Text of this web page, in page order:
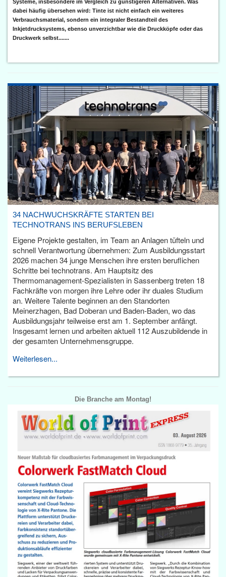
Systeme, insbesondere im Vergleich zu günstigeren Alternativen. Was
dabei häufig übersehen wird: Tinte ist nicht einfach ein weiteres
Verbrauchsmaterial, sondern ein integraler Bestandteil des
Inkjetdrucksystems, ebenso unverzichtbar wie die Druckköpfe oder das
Druckwerk selbst.......
34 NACHWUCHSKRÄFTE STARTEN BEI
TECHNOTRANS INS BERUFSLEBEN
Eigene Projekte gestalten, im Team an Anlagen tüfteln und
schnell Verantwortung übernehmen: Zum Ausbildungsstart
2026 machen 34 junge Menschen ihre ersten beruflichen
Schritte bei technotrans. Am Hauptsitz des
Thermomanagement-Spezialisten in Sassenberg treten 18
Fachkräfte von morgen ihre Lehre oder ihr duales Studium
an. Weitere Talente beginnen an den Standorten
Meinerzhagen, Bad Doberan und Baden-Baden, wo das
Ausbildungsjahr teilweise erst am 1. September anfängt.
Insgesamt lernen und arbeiten aktuell 112 Auszubildende in
der gesamten Unternehmensgruppe.
Weiterlesen...
Die Branche am Montag!